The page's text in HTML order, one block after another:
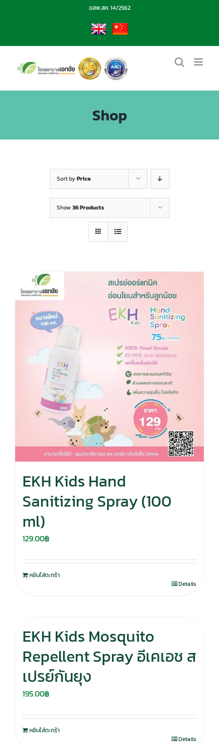
ฆสพ.สค. 14/2562
EN CN
Shop
Sort byPrice
Show36 Products
EKH Kids Hand
Sanitizing Spray (100
ml)
129.00฿
หยิบใส่ตะกร้า
Details
EKH Kids Mosquito
Repellent Spray อีเคเอช ส
เปรย์กันยุง
195.00฿
หยิบใส่ตะกร้า
Details